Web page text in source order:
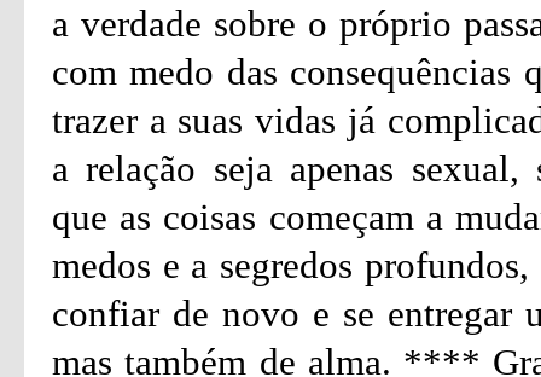
a verdade sobre o próprio
com medo das consequências
trazer a suas vidas já
a relação seja apenas
que as coisas começam a
medos e a segredos
confiar de novo e se entregar
mas também de alma. ****